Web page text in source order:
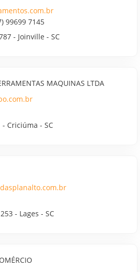
99699 7145
- Joinville - SC
MAQUINAS LTDA
- Criciúma - SC
- Lages - SC